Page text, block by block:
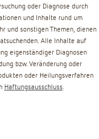
oder Diagnose durch
und Inhalte rund um
und sonstigen Themen, dienen
Alle Inhalte auf
eigenständiger Diagnosen
bzw. Veränderung oder
oder Heilungsverfahren
Haftungsausschluss.